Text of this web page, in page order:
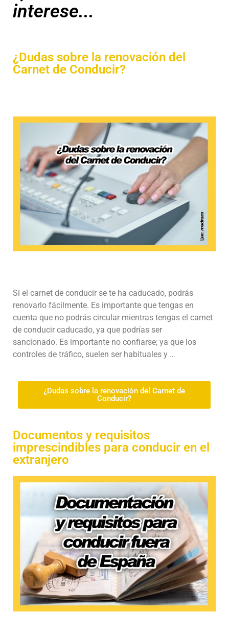
interese...
¿Dudas sobre la renovación del
Carnet de Conducir?
Si el carnet de conducir se te ha caducado, podrás
renovarlo fácilmente. Es importante que tengas en
cuenta que no podrás circular mientras tengas el carnet
de conducir caducado, ya que podrías ser
sancionado. Es importante no confiarse; ya que los
controles de tráfico, suelen ser habituales y …
¿Dudas sobre la renovación del Carnet de
Conducir?
Documentos y requisitos
imprescindibles para conducir en el
extranjero